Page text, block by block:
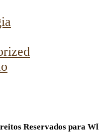
Reservados para